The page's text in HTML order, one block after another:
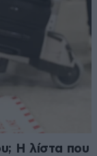
Η λίστα που